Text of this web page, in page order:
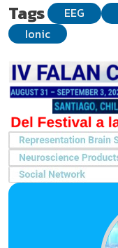
Tags EEG
Ionic